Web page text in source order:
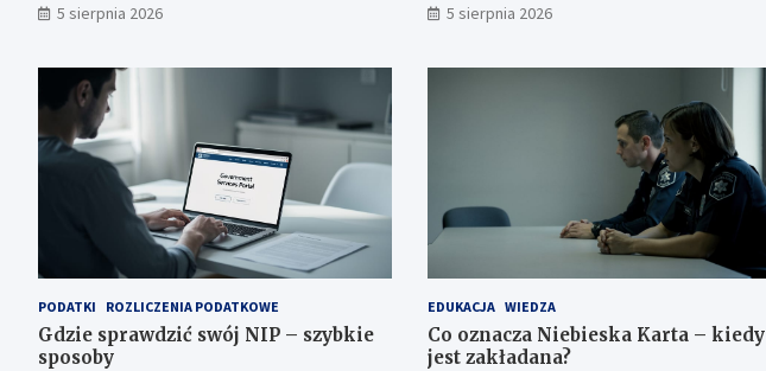
5 sierpnia 2026 5 sierpnia 2026
PODATKI ROZLICZENIA PODATKOWE
Gdzie sprawdzić swój NIP – szybkie
sposoby
EDUKACJA WIEDZA
Co oznacza Niebieska Karta – kiedy
jest zakładana?